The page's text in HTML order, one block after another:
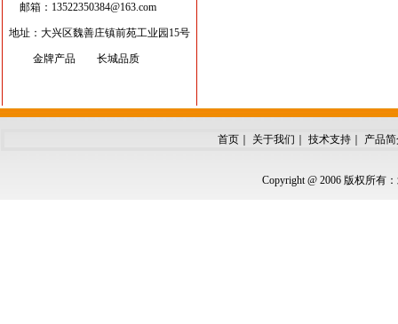
邮箱： 13522350384@163.com
地址：大兴区魏善庄镇前苑工业园15号
金牌产品 长城品质
首页｜ 关于我们 技术支持｜ 产品简
Copyright @ 2006 版权所有